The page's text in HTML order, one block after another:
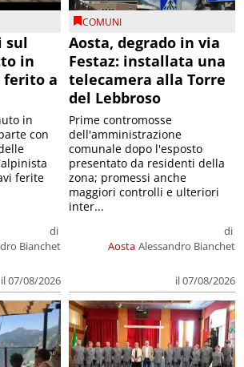
sul
in
ferito a
di
Bianchet
il 07/08/2026
in
con
ferite
COMUNI
Aosta, degrado in via
Festaz: installata una
telecamera alla Torre
del Lebbroso
Aosta
di
Alessandro Bianchet
il 07/08/2026
Prime contromosse
dell'amministrazione
comunale dopo l'esposto
presentato da residenti della
zona; promessi anche
maggiori controlli e ulteriori
inter...